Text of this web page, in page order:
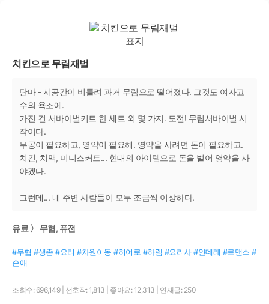
치킨으로 무림재벌
탄마 - 시공간이 비틀려 과거 무림으로 떨어졌다. 그것도 여자고
수의 욕조에.
가진 건 서바이벌키트 한 세트 외 몇 가지. 도전! 무림서바이벌 시
작이다.
무공이 필요하고, 영약이 필요해. 영약을 사려면 돈이 필요하고.
치킨, 치맥, 미니스커트... 현대의 아이템으로 돈을 벌어 영약을 사
야겠다.
그런데... 내 주변 사람들이 모두 조금씩 이상하다.
유료 〉 무협, 퓨전
#무협 #생존 #요리 #차원이동 #히어로 #하렘 #요리사 #얀데레 #로맨스 #
순애
조회수: 696,149 선호작: 1,813 좋아요: 12,313 연재글: 250